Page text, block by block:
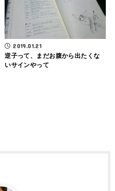
2019.01.21
逆子って、まだお腹から出たくな
いサインやって